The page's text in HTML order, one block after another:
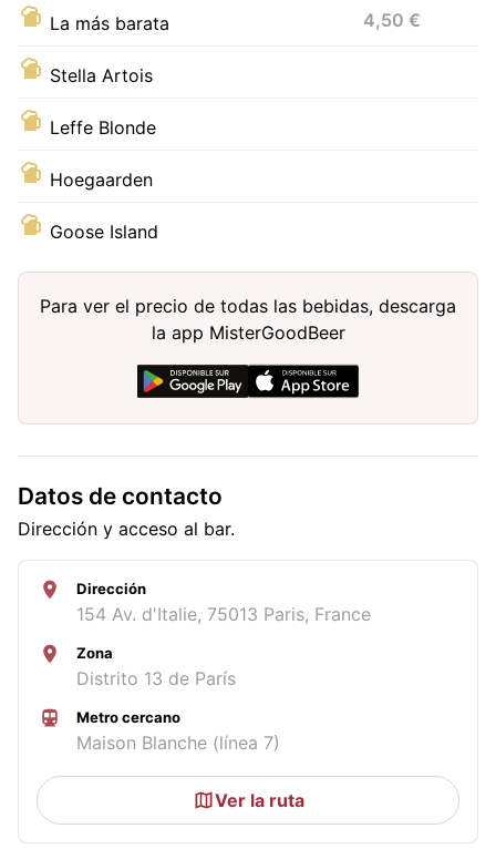
La más barata 4,50 €
Stella Artois
Leffe Blonde
Hoegaarden
Goose Island
Para ver el precio de todas las bebidas, descarga
la app MisterGoodBeer
Datos de contacto
Dirección y acceso al bar.
Dirección
154 Av. d'Italie, 75013 Paris, France
Zona
Distrito 13 de París
Metro cercano
Maison Blanche (línea 7)
Ver la ruta